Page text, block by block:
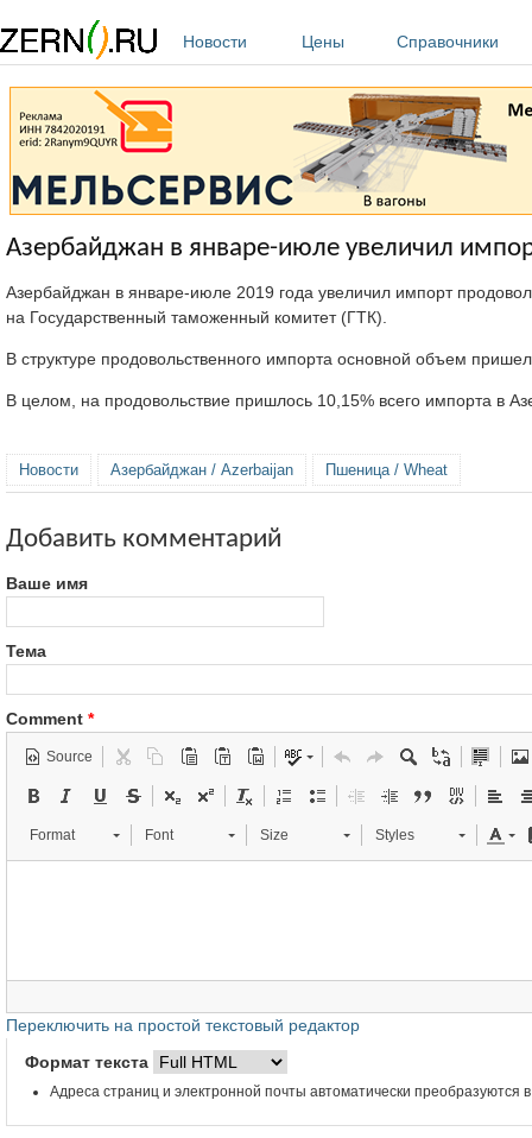
Новости
Цены Справочники
Азербайджан в январе-июле увеличил
Азербайджан в январе-июле 2019 года увеличил импорт
на Государственный таможенный комитет (ГТК).
В структуре продовольственного импорта основной объем
В целом, на продовольствие пришлось 10,15% всего импорта в
Новости Азербайджан / Azerbaijan Пшеница / Wheat
Добавить комментарий
Ваше имя
Тема
Comment *
Source
Format Font Size Styles
Переключить на простой текстовый редактор
Формат текста
Адреса страниц и электронной почты автоматически преобразуются